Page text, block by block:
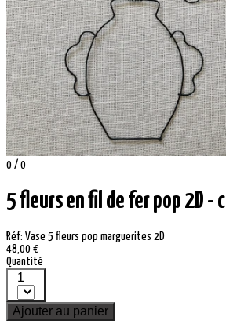
0 / 0
5 fleurs en fil de fer pop 2D -
Réf: Vase 5 fleurs pop marguerites 2D
48,00 €
Quantité
1
Ajouter au panier